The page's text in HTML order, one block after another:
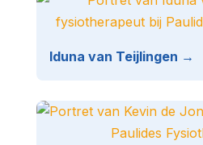
Iduna van Teijlingen →